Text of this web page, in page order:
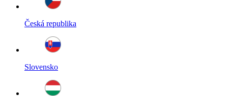
Česká republika
Slovensko